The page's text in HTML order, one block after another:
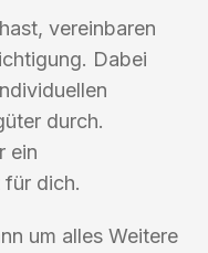
vereinbaren
Dabei
durch.
ein
dich.
um alles Weitere